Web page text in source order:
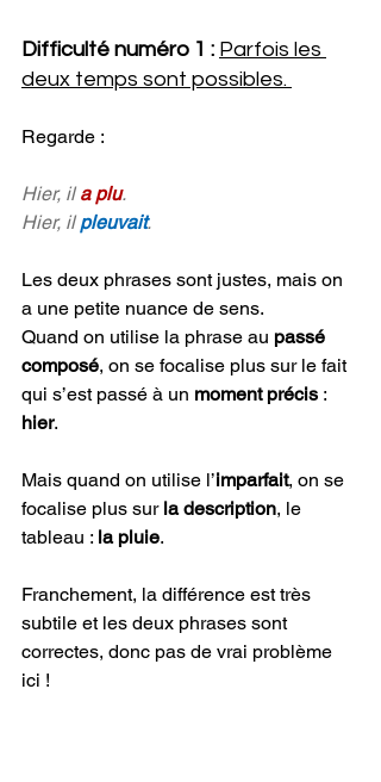
Difficulté numéro 1 : Parfois les
deux temps sont possibles.
Regarde :
Hier, il a plu.
Hier, il pleuvait.
Les deux phrases sont justes, mais on
a une petite nuance de sens.
Quand on utilise la phrase au passé
composé, on se focalise plus sur le fait
qui s’est passé à un moment précis :
hier.
Mais quand on utilise l’imparfait, on se
focalise plus sur la description, le
tableau : la pluie.
Franchement, la différence est très
subtile et les deux phrases sont
correctes, donc pas de vrai problème
ici !